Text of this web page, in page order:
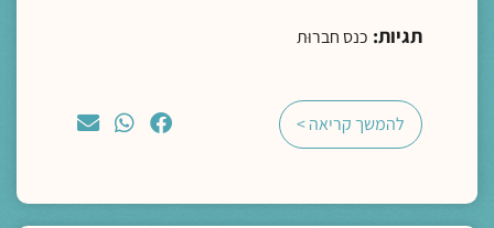
תגיות: כנס חברוּת
להמשך קריאה >